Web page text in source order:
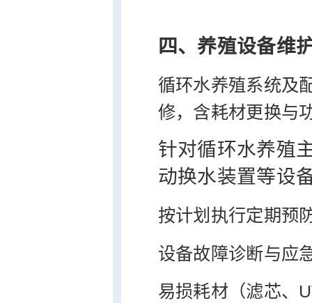
四、养殖设备维
循环水养殖系统及
修，含耗材更换与
针对循环水养殖
动换水装置等设
按计划执行定期预
设备故障诊断与应
易损耗材（滤芯、